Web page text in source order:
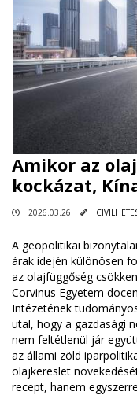
Amikor az
kockázat,
2026.03.26
A geopolitikai
árak idején különösen
az olajfüggőség
Corvinus Egyetem
Intézetének
utal, hogy a gazdasági
nem feltétlenül jár
az állami zöld
olajkereslet
recept, hanem